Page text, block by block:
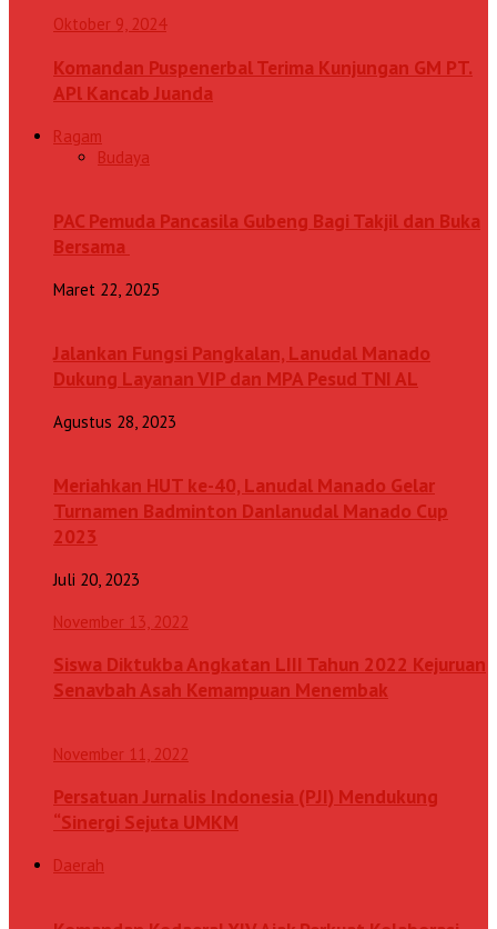
Oktober 9, 2024
Komandan Puspenerbal Terima Kunjungan GM PT.
APl Kancab Juanda
Ragam
Budaya
PAC Pemuda Pancasila Gubeng Bagi Takjil dan Buka
Bersama
Maret 22, 2025
Jalankan Fungsi Pangkalan, Lanudal Manado
Dukung Layanan VIP dan MPA Pesud TNI AL
Agustus 28, 2023
Meriahkan HUT ke-40, Lanudal Manado Gelar
Turnamen Badminton Danlanudal Manado Cup
2023
Juli 20, 2023
November 13, 2022
Siswa Diktukba Angkatan LIII Tahun 2022 Kejuruan
Senavbah Asah Kemampuan Menembak
November 11, 2022
Persatuan Jurnalis Indonesia (PJI) Mendukung
“Sinergi Sejuta UMKM
Daerah